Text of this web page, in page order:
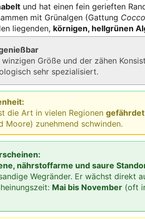
und hat einen fein gerieften
mit Grünalgen (Gattung
liegenden, körnigen, hellgrünen
Größe und der zähen
sehr spezialisiert.
die Art in vielen Regionen
Moore) zunehmend schwinden.
nährstoffarme und saure
Wegränder. Er wächst direkt
Mai bis November (oft